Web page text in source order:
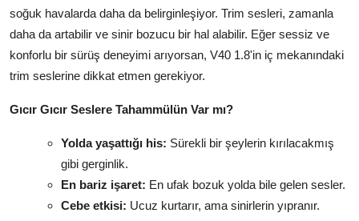
soğuk havalarda daha da belirginleşiyor. Trim sesleri, zamanla
daha da artabilir ve sinir bozucu bir hal alabilir. Eğer sessiz ve
konforlu bir sürüş deneyimi arıyorsan, V40 1.8'in iç mekanındaki
trim seslerine dikkat etmen gerekiyor.
Gıcır Gıcır Seslere Tahammülün Var mı?
Yolda yaşattığı his: Sürekli bir şeylerin kırılacakmış
gibi gerginlik.
En bariz işaret: En ufak bozuk yolda bile gelen sesler.
Cebe etkisi: Ucuz kurtarır, ama sinirlerin yıpranır.